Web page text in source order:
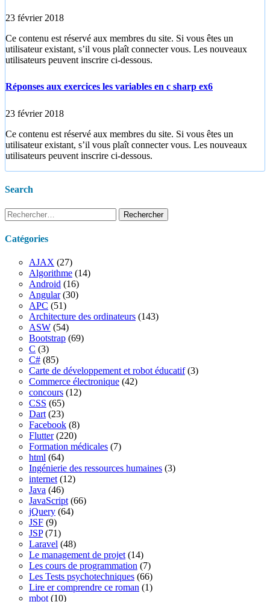
23 février 2018
Ce contenu est réservé aux membres du site. Si vous êtes un
utilisateur existant, s’il vous plaît connecter vous. Les nouveaux
utilisateurs peuvent inscrire ci-dessous.
Réponses aux exercices les variables en c sharp ex6
23 février 2018
Ce contenu est réservé aux membres du site. Si vous êtes un
utilisateur existant, s’il vous plaît connecter vous. Les nouveaux
utilisateurs peuvent inscrire ci-dessous.
Search
Rechercher :
Catégories
AJAX (27)
Algorithme (14)
Android (16)
Angular(30)
APC (51)
Architecture des ordinateurs (143)
ASW (54)
Bootstrap (69)
C (3)
C# (85)
Carte de développement et robot éducatif(3)
Commerce électronique (42)
concours (12)
CSS (65)
Dart (23)
Facebook (8)
Flutter(220)
Formation médicales (7)
html (64)
Ingénierie des ressources humaines (3)
internet (12)
Java (46)
JavaScript (66)
jQuery (64)
JSF (9)
JSP(71)
Laravel (48)
Le management de projet (14)
Les cours de programmation (7)
Les Tests psychotechniques (66)
Lire er comprendre ce roman (1)
mbot (10)